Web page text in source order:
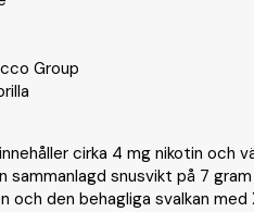
Group
cirka 4 mg nikotin och
sammanlagd snusvikt på 7
och den behagliga svalkan med